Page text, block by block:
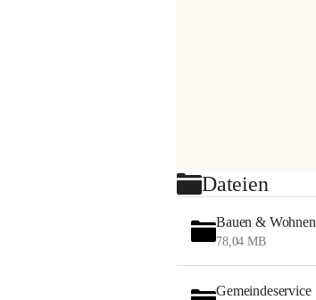
Dateien
Bauen & Wohnen
78,04 MB
Gemeindeservice